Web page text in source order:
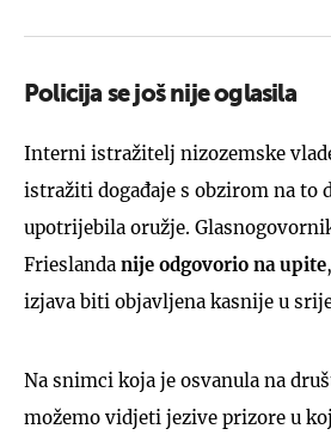
Policija se još nije oglasila
Interni istražitelj nizozemske
istražiti događaje s obzirom na to
upotrijebila oružje.
Frieslanda nije odgovorio na upite
izjava biti objavljena kasnije u
Na snimci koja je osvanula na
možemo vidjeti jezive prizore u